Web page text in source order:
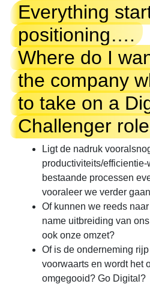
Everything
positioning….
Where do I
the company
to take on a
Challenger
Ligt de nadruk
productiviteits/efficientie-
bestaande processen
vooraleer we verder
Of kunnen we reeds
name uitbreiding van
ook onze omzet?
Of is de onderneming
voorwaarts en wordt het
omgegooid? Go Digital?